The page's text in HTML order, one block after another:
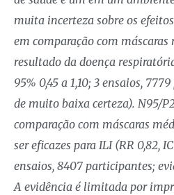
muita incerteza sobre os
em comparação com
resultado da doença
95% 0,45 a 1,10; 3 ensaios,
de muito baixa certeza). N95/
comparação com máscaras
ser eficazes para ILI (RR 0,82,
ensaios, 8407 participantes;
A evidência é limitada por